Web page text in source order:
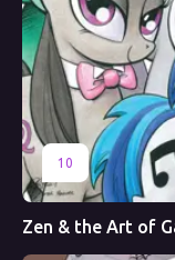
10
Zen & the Art of